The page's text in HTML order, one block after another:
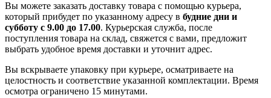
Вы можете заказать доставку товара с помощью курьера,
который прибудет по указанному адресу в будние дни и
субботу с 9.00 до 17.00. Курьерская служба, после
поступления товара на склад, свяжется с вами, предложит
выбрать удобное время доставки и уточнит адрес.
Вы вскрываете упаковку при курьере, осматриваете на
целостность и соответствие указанной комплектации. Время
осмотра ограничено 15 минутами.